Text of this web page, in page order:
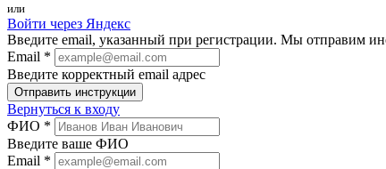
или
Войти через Яндекс
Введите email, указанный при регистрации. Мы отправим
Email *
Введите корректный email адрес
Отправить инструкции
Вернуться к входу
ФИО *
Введите ваше ФИО
Email *